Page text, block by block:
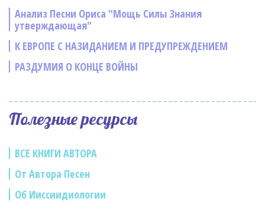
Анализ Песни Ориса "Мощь Силы Знания
утверждающая"
К ЕВРОПЕ С НАЗИДАНИЕМ И ПРЕДУПРЕЖДЕНИЕМ
РАЗДУМИЯ О КОНЦЕ ВОЙНЫ
Полезные ресурсы
ВСЕ КНИГИ АВТОРА
От Автора Песен
Об Ииссиидиологии